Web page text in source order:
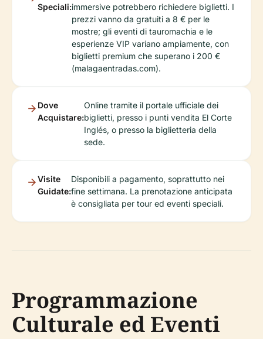
Speciali:immersive potrebbero richiedere biglietti. I
prezzi vanno da gratuiti a 8 € per le
mostre; gli eventi di tauromachia e le
esperienze VIP variano ampiamente, con
biglietti premium che superano i 200 €
(malagaentradas.com).
Dove
Acquistare:
Online tramite il portale ufficiale dei
biglietti, presso i punti vendita El Corte
Inglés, o presso la biglietteria della
sede.
Visite
Guidate:
Disponibili a pagamento, soprattutto nei
fine settimana. La prenotazione anticipata
è consigliata per tour ed eventi speciali.
Programmazione
Culturale ed Eventi